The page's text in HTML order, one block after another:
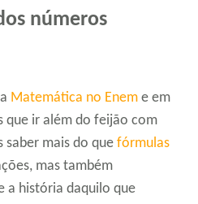
números
Matemática no Enem e em
que ir além do feijão com
saber mais do que fórmulas
mas também
a história daquilo que